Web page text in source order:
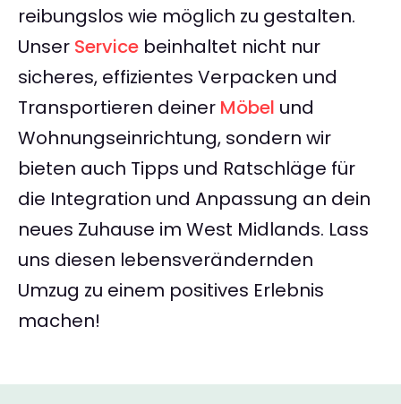
reibungslos wie möglich zu gestalten.
Unser Service beinhaltet nicht nur
sicheres, effizientes Verpacken und
Transportieren deiner Möbel und
Wohnungseinrichtung, sondern wir
bieten auch Tipps und Ratschläge für
die Integration und Anpassung an dein
neues Zuhause im West Midlands. Lass
uns diesen lebensverändernden
Umzug zu einem positives Erlebnis
machen!